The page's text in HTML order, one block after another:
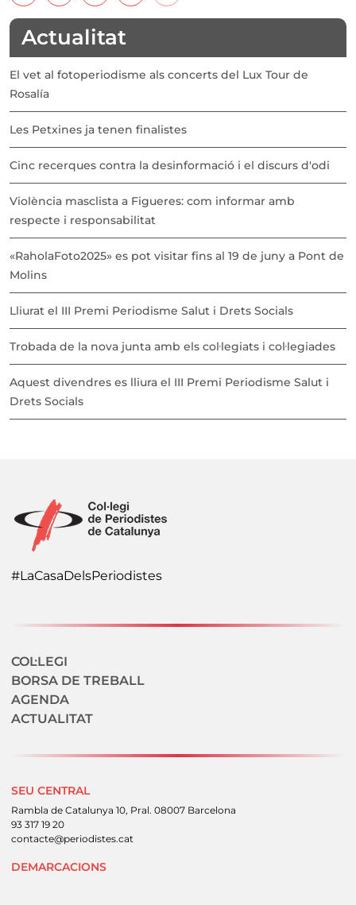
Actualitat
El vet al fotoperiodisme als concerts del Lux Tour de
Rosalía
Les Petxines ja tenen finalistes
Cinc recerques contra la desinformació i el discurs d'odi
Violència masclista a Figueres: com informar amb
respecte i responsabilitat
«RaholaFoto2025» es pot visitar fins al 19 de juny a Pont de
Molins
Lliurat el III Premi Periodisme Salut i Drets Socials
Trobada de la nova junta amb els col·legiats i col·legiades
Aquest divendres es lliura el III Premi Periodisme Salut i
Drets Socials
#LaCasaDelsPeriodistes
Navegació secundaria
COL·LEGI
BORSA DE TREBALL
AGENDA
ACTUALITAT
SEU CENTRAL
Rambla de Catalunya 10, Pral. 08007 Barcelona
93 317 19 20
contacte@periodistes.cat
DEMARCACIONS